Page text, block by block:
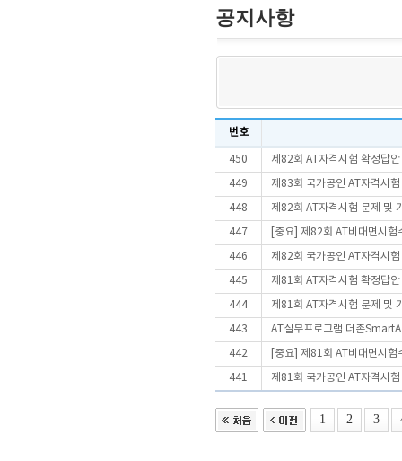
공지사항
번호
450 제82회 AT자격시험 확정답
449 제83회 국가공인 AT자격시
448 제82회 AT자격시험 문제 및
447 [중요] 제82회 AT비대면시험
446 제82회 국가공인 AT자격시
445 제81회 AT자격시험 확정답
444 제81회 AT자격시험 문제 및
443 AT실무프로그램 더존
442 [중요] 제81회 AT비대면시험
441 제81회 국가공인 AT자격시
1 2 3